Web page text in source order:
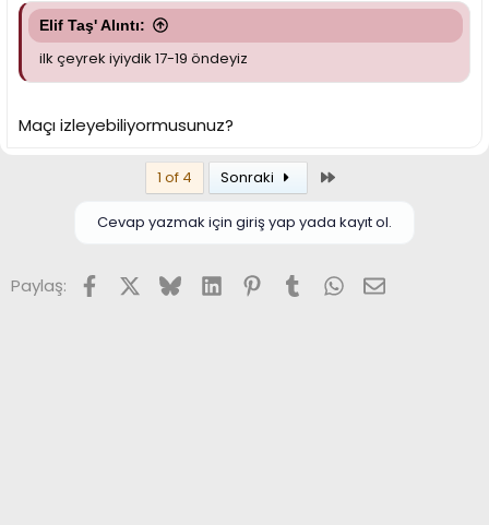
Elif Taş' Alıntı:
ilk çeyrek iyiydik 17-19 öndeyiz
Maçı izleyebiliyormusunuz?
1 of 4 Sonraki
Cevap yazmak için giriş yap yada kayıt ol.
Paylaş: FacebookX (Twitter)
BlueskyLinkedInPinterest
TumblrWhatsApp
E-posta